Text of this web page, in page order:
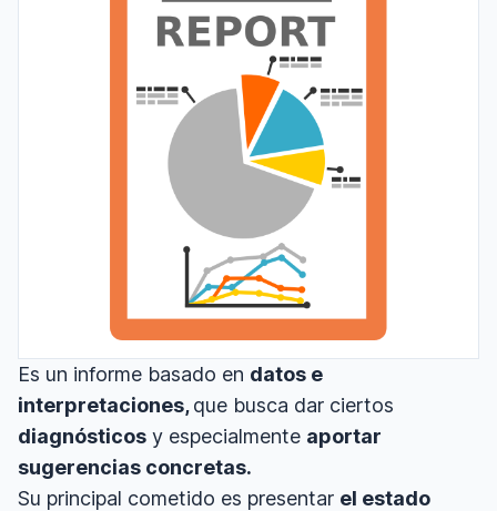
Es un informe basado en datos e
interpretaciones,que busca dar ciertos
diagnósticos y especialmente aportar
sugerencias concretas.
Su principal cometido es presentar el estado